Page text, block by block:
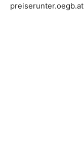
preiserunter.oegb.at